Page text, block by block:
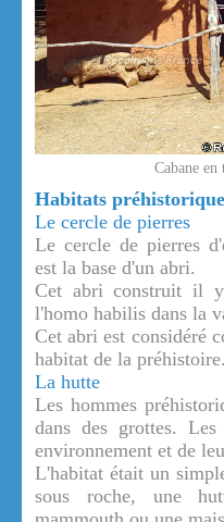
Cabane en
Habitats
Le cercle de pierres
Le cercle de pierres
est la base d'un abri.
Cet abri construit il
l'homo habilis dans la
Cet abri est considéré
habitat de la préhistoire.
La hutte
Les hommes
dans des grottes.
environnement et de
L'habitat était un
sous roche, une